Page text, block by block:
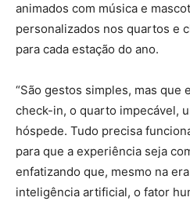
animados com música e
personalizados nos quartos e
para cada estação do ano.
“São gestos simples, mas que
check-in, o quarto impecável,
hóspede. Tudo precisa
para que a experiência seja
enfatizando que, mesmo na
inteligência artificial, o fator